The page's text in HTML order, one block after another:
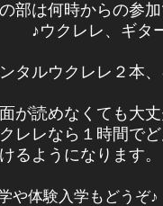
部は何時からの参
♪ウクレレ、ギタ
ンタルウクレレ２本
が読めなくても大
レレなら１時間で
るようになります。
や体験入学もどうぞ♪